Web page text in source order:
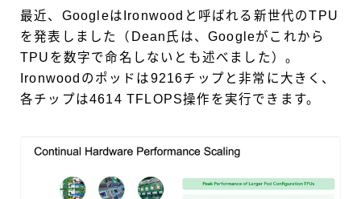
最近、GoogleはIronwoodと呼ばれる新世代のTPU
を発表しました（Dean氏は、Googleがこれから
TPUを数字で命名しないとも述べました）。
Ironwoodのポッドは9216チップと非常に大きく、
各チップは4614 TFLOPS操作を実行できます。